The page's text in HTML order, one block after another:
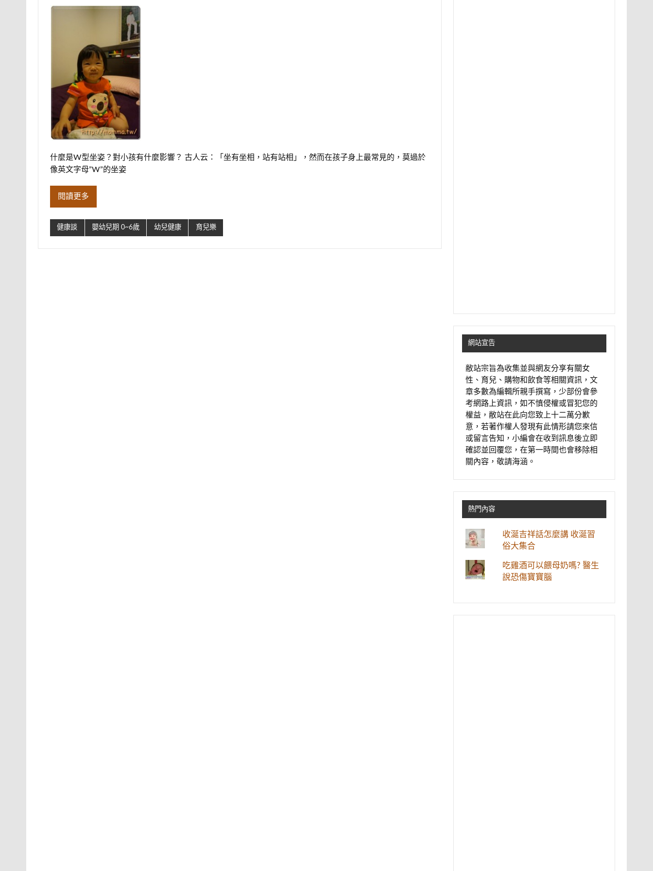
什麼是W型坐姿？對小孩有什麼影響？ 古人云：「坐有坐相，站有站相」，然而在孩子身上最常見的，莫過於
像英文字母”W”的坐姿
閱讀更多
健康談 嬰幼兒期 0~6歲 幼兒健康 育兒樂
網站宣告
敝站宗旨為收集並與網友分享有關女
性、育兒、購物和飲食等相關資訊，文
章多數為編輯所親手撰寫，少部份會參
考網路上資訊，如不慎侵權或冒犯您的
權益，敝站在此向您致上十二萬分歉
意，若著作權人發現有此情形請您來信
或留言告知，小編會在收到訊息後立即
確認並回覆您，在第一時間也會移除相
關內容，敬請海涵。
熱門內容
收涎吉祥話怎麼講 收涎習
俗大集合
吃雞酒可以餵母奶嗎? 醫生
說恐傷寶寶腦